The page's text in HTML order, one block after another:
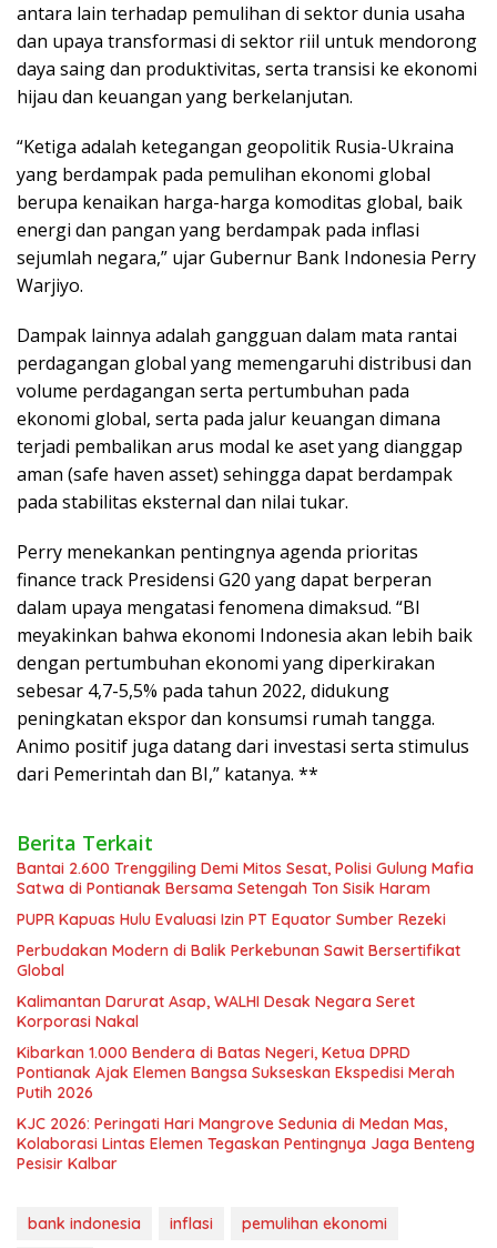
antara lain terhadap pemulihan di sektor dunia usaha
dan upaya transformasi di sektor riil untuk mendorong
daya saing dan produktivitas, serta transisi ke ekonomi
hijau dan keuangan yang berkelanjutan.
“Ketiga adalah ketegangan geopolitik Rusia-Ukraina
yang berdampak pada pemulihan ekonomi global
berupa kenaikan harga-harga komoditas global, baik
energi dan pangan yang berdampak pada inflasi
sejumlah negara,” ujar Gubernur Bank Indonesia Perry
Warjiyo.
Dampak lainnya adalah gangguan dalam mata rantai
perdagangan global yang memengaruhi distribusi dan
volume perdagangan serta pertumbuhan pada
ekonomi global, serta pada jalur keuangan dimana
terjadi pembalikan arus modal ke aset yang dianggap
aman (safe haven asset) sehingga dapat berdampak
pada stabilitas eksternal dan nilai tukar.
Perry menekankan pentingnya agenda prioritas
finance track Presidensi G20 yang dapat berperan
dalam upaya mengatasi fenomena dimaksud. “BI
meyakinkan bahwa ekonomi Indonesia akan lebih baik
dengan pertumbuhan ekonomi yang diperkirakan
sebesar 4,7-5,5% pada tahun 2022, didukung
peningkatan ekspor dan konsumsi rumah tangga.
Animo positif juga datang dari investasi serta stimulus
dari Pemerintah dan BI,” katanya. **
Berita Terkait
Bantai 2.600 Trenggiling Demi Mitos Sesat, Polisi Gulung Mafia
Satwa di Pontianak Bersama Setengah Ton Sisik Haram
PUPR Kapuas Hulu Evaluasi Izin PT Equator Sumber Rezeki
Perbudakan Modern di Balik Perkebunan Sawit Bersertifikat
Global
Kalimantan Darurat Asap, WALHI Desak Negara Seret
Korporasi Nakal
Kibarkan 1.000 Bendera di Batas Negeri, Ketua DPRD
Pontianak Ajak Elemen Bangsa Sukseskan Ekspedisi Merah
Putih 2026
KJC 2026: Peringati Hari Mangrove Sedunia di Medan Mas,
Kolaborasi Lintas Elemen Tegaskan Pentingnya Jaga Benteng
Pesisir Kalbar
bank indonesia inflasi
pemulihan ekonomi